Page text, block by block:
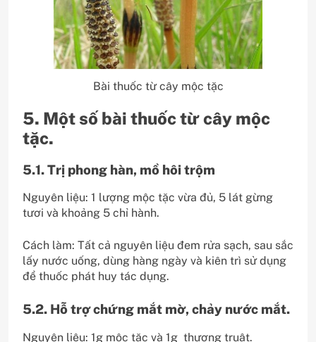
Bài thuốc từ cây mộc tặc
5. Một số bài thuốc từ cây mộc
tặc.
5.1. Trị phong hàn, mồ hôi trộm
Nguyên liệu: 1 lượng mộc tặc vừa đủ, 5 lát gừng
tươi và khoảng 5 chỉ hành.
Cách làm: Tất cả nguyên liệu đem rửa sạch, sau sắc
lấy nước uống, dùng hàng ngày và kiên trì sử dụng
để thuốc phát huy tác dụng.
5.2. Hỗ trợ chứng mắt mờ, chảy nước mắt.
Nguyên liệu: 1g mộc tặc và 1g thương truật.